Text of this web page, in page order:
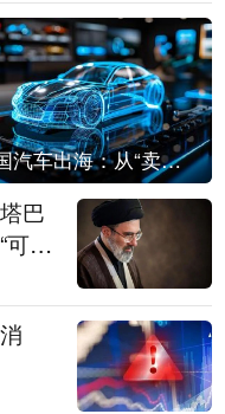
中国汽车出海：从“卖出去”到“走进去”
巴
可能